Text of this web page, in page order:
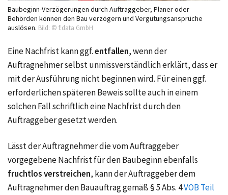
Baubeginn-Verzögerungen durch Auftraggeber, Planer oder
Behörden können den Bau verzögern und Vergütungsansprüche
auslösen. Bild: © f:data GmbH
Eine Nachfrist kann ggf.entfallen, wenn der
Auftragnehmer selbst unmissverständlich erklärt, dass er
mit der Ausführung nicht beginnen wird. Für einen ggf.
erforderlichen späteren Beweis sollte auch in einem
solchen Fall schriftlich eine Nachfrist durch den
Auftraggeber gesetzt werden.
Lässt der Auftragnehmer die vom Auftraggeber
vorgegebene Nachfrist für den Baubeginn ebenfalls
fruchtlos verstreichen, kann der Auftraggeber dem
Auftragnehmer den Bauauftrag gemäß § 5 Abs. 4VOB Teil